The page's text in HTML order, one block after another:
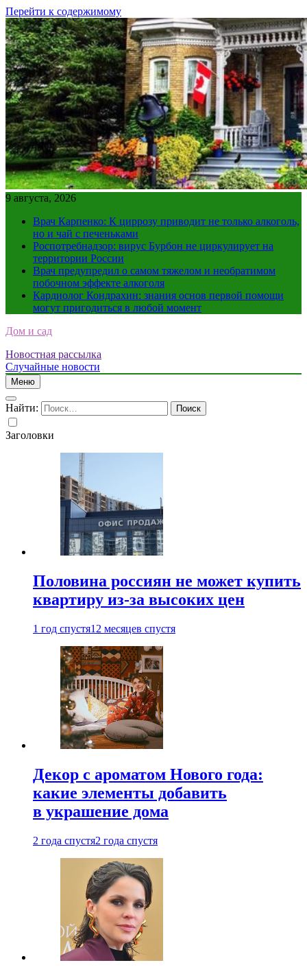
Перейти к содержимому
9 августа, 2026
Врач Карпенко: К циррозу приводит не только алкоголь,
но и чай с печеньками
Роспотребнадзор: вирус Бурбон не циркулирует на
территории России
Врач предупредил о самом тяжелом и необратимом
побочном эффекте алкоголя
Кардиолог Кондрахин: знания основ первой помощи
могут пригодиться в любой момент
Дом и сад
Новостная рассылка
Случайные новости
Меню
Найти:
Заголовки
Половина россиян не может купить
квартиру из-за высоких цен
1 год спустя12 месяцев спустя
Декор с ароматом Нового года:
какие элементы добавить
в украшение дома
2 года спустя2 года спустя